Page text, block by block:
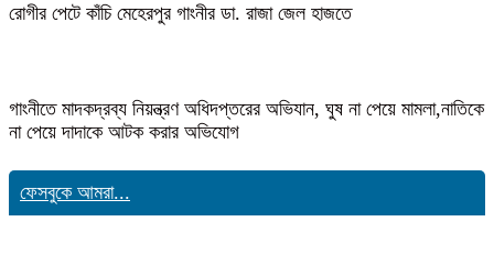
রোগীর পেটে কাঁচি মেহেরপুর গাংনীর ডা. রাজা জেল হাজতে
গাংনীতে মাদকদ্রব্য নিয়ন্ত্রণ অধিদপ্তরের অভিযান, ঘুষ না পেয়ে মামলা,নাতিকে
না পেয়ে দাদাকে আটক করার অভিযোগ
ফেসবুকে আমরা...